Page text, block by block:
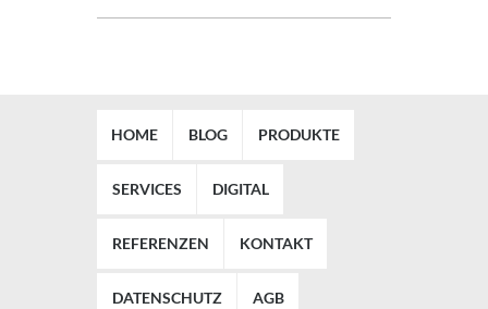
HOME BLOG PRODUKTE
SERVICES DIGITAL
REFERENZEN KONTAKT
DATENSCHUTZ AGB